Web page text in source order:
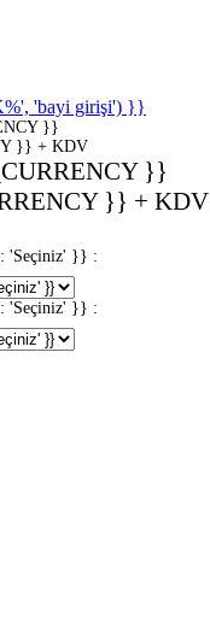
'bayi girişi') }}
}}
}} + KDV
}}
}} + KDV
'Seçiniz' }} :
'Seçiniz' }} :